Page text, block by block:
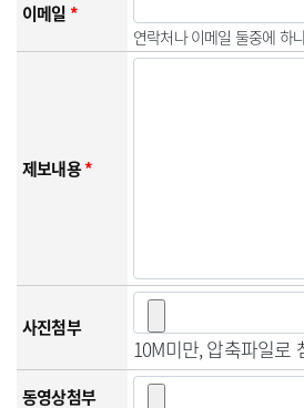
이메일*
연락처나 이메일 둘중에 하
제보내용*
사진첨부
10M미만, 압축파일로
동영상첨부